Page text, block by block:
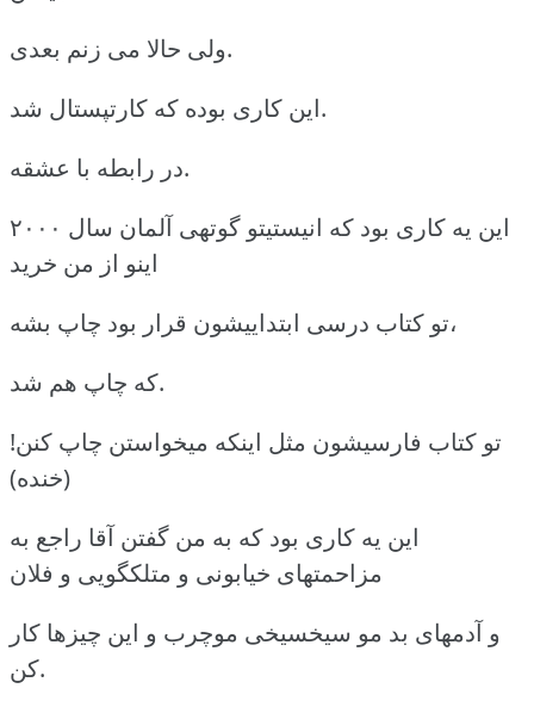
ولی حالا می زنم بعدی.
این کاری بوده که کارتپستال شد.
در رابطه با عشقه.
این یه کاری بود که انیستیتو گوتهی آلمان سال ۲۰۰۰
اینو از من خرید
تو کتاب درسی ابتداییشون قرار بود چاپ بشه،
که چاپ هم شد.
تو کتاب فارسیشون مثل اینکه میخواستن چاپ کنن!
(خنده)
این یه کاری بود که به من گفتن آقا راجع به
مزاحمتهای خیابونی و متلکگویی و فلان
و آدمهای بد مو سیخسیخی موچرب و این چیزها کار
کن.